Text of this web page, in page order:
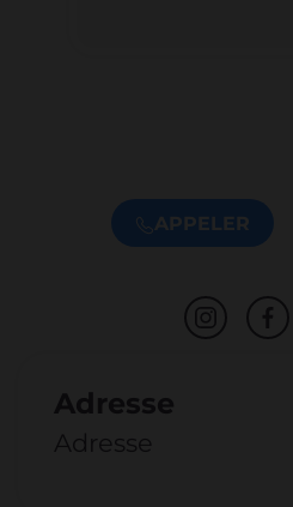
APPELER
Adresse
Adresse